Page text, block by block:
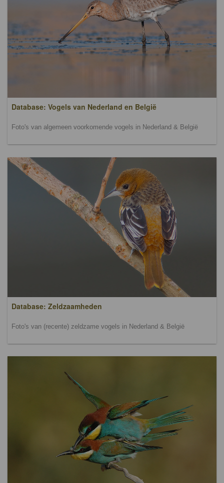
Database: Vogels van Nederland en België
Foto's van algemeen voorkomende vogels in Nederland & België
Database: Zeldzaamheden
Foto's van (recente) zeldzame vogels in Nederland & België